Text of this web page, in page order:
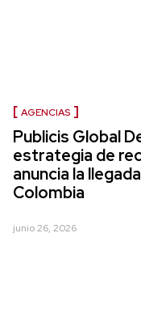
AGENCIAS
Publicis Global
estrategia de
anuncia la
Colombia
junio 26, 2026